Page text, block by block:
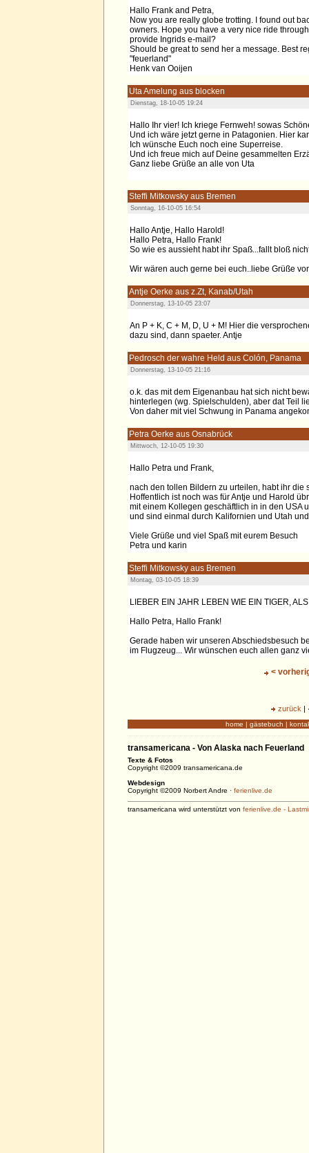
Hallo Frank and Petra,
Now you are really globe trotting. I found out
owners. Hope you have a very nice ride
provide Ingrids e-mail?
Should be great to send her a message. Best
"feuerland"
Henk van Ooijen
Uta Amelung aus blocken
Dienstag, 18-10-05 19:24
Hallo Ihr vier! Ich kriege Fernweh! sowas
Und ich wäre jetzt gerne in Patagonien. Hier
Ich wünsche Euch noch eine Superreise.
Und ich freue mich auf Deine gesammelten
Ganz liebe Grüße an alle von Uta
Steffi Mitkowsky aus Bremen
Sonntag, 16-10-05 16:54
Hallo Antje, Hallo Harold!
Hallo Petra, Hallo Frank!
So wie es aussieht habt ihr Spaß...fallt bloß
Wir wären auch gerne bei euch..liebe Grüße
Antje Oerke aus z.Zt, Kanab/Utah
Donnerstag, 13-10-05 23:07
An P + K, C + M, D, U + M! Hier die
dazu sind, dann spaeter. Antje
Pedrosch der wahre Held aus Colón, Panama
Donnerstag, 13-10-05 21:16
o.k. das mit dem Eigenanbau hat sich nicht
hinterlegen (wg. Spielschulden), aber dat Teil
Von daher mit viel Schwung in Panama
Petra Oerke aus Osnabrück
Mittwoch, 12-10-05 19:30
Hallo Petra und Frank,
nach den tollen Bildern zu urteilen, habt ihr
Hoffentlich ist noch was für Antje und Harold
mit einem Kollegen geschäftlich in in den USA
und sind einmal durch Kalifornien und Utah
Viele Grüße und viel Spaß mit eurem Besuch
Petra und karin
Steffi Mitkowsky aus Bremen
Montag, 03-10-05 18:39
LIEBER EIN JAHR LEBEN WIE EIN TIGER,
Hallo Petra, Hallo Frank!
Gerade haben wir unseren Abschiedsbesuch
im Flugzeug... Wir wünschen euch allen ganz
<
zurück |
home | gästebuch |
transamericana - Von Alaska nach Feuerland
Texte & Fotos
Copyright ©2009 transamericana.de
Webdesign
Copyright ©2009 Norbert Andre · ferienlive.de
transamericana wird unterstützt von ferienlive.de -